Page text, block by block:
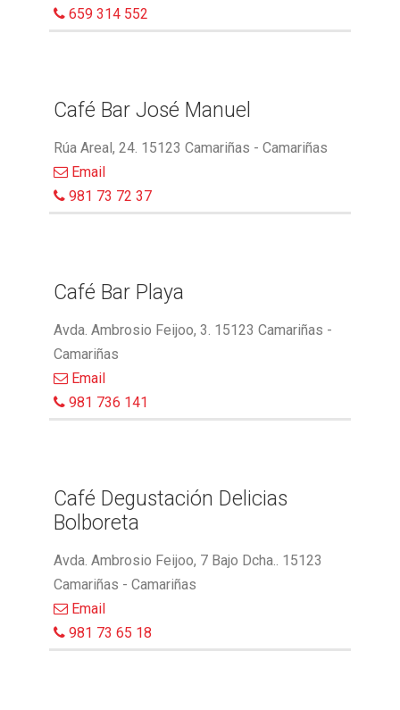
659 314 552
Café Bar José Manuel
Rúa Areal, 24. 15123 Camariñas - Camariñas
Email
981 73 72 37
Café Bar Playa
Avda. Ambrosio Feijoo, 3. 15123 Camariñas -
Camariñas
Email
981 736 141
Café Degustación Delicias
Bolboreta
Avda. Ambrosio Feijoo, 7 Bajo Dcha.. 15123
Camariñas - Camariñas
Email
981 73 65 18